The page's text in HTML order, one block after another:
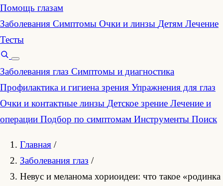
Помощь глазам
Заболевания Симптомы Очки и линзы Детям Лечение
Тесты
Заболевания глаз Симптомы и диагностика
Профилактика и гигиена зрения Упражнения для глаз
Очки и контактные линзы Детское зрение Лечение и
операции Подбор по симптомам Инструменты Поиск
Главная /
Заболевания глаз /
Невус и меланома хориоидеи: что такое «родинка